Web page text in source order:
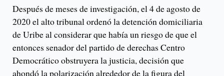
Después de meses de investigación, el 4 de agosto de
2020 el alto tribunal ordenó la detención domiciliaria
de Uribe al considerar que había un riesgo de que el
entonces senador del partido de derechas Centro
Democrático obstruyera la justicia, decisión que
ahondó la polarización alrededor de la figura del